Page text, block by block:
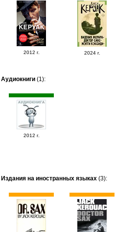
2012 г. 2024 г.
Аудиокниги (1):
2012 г.
Издания на иностранных языках (3):